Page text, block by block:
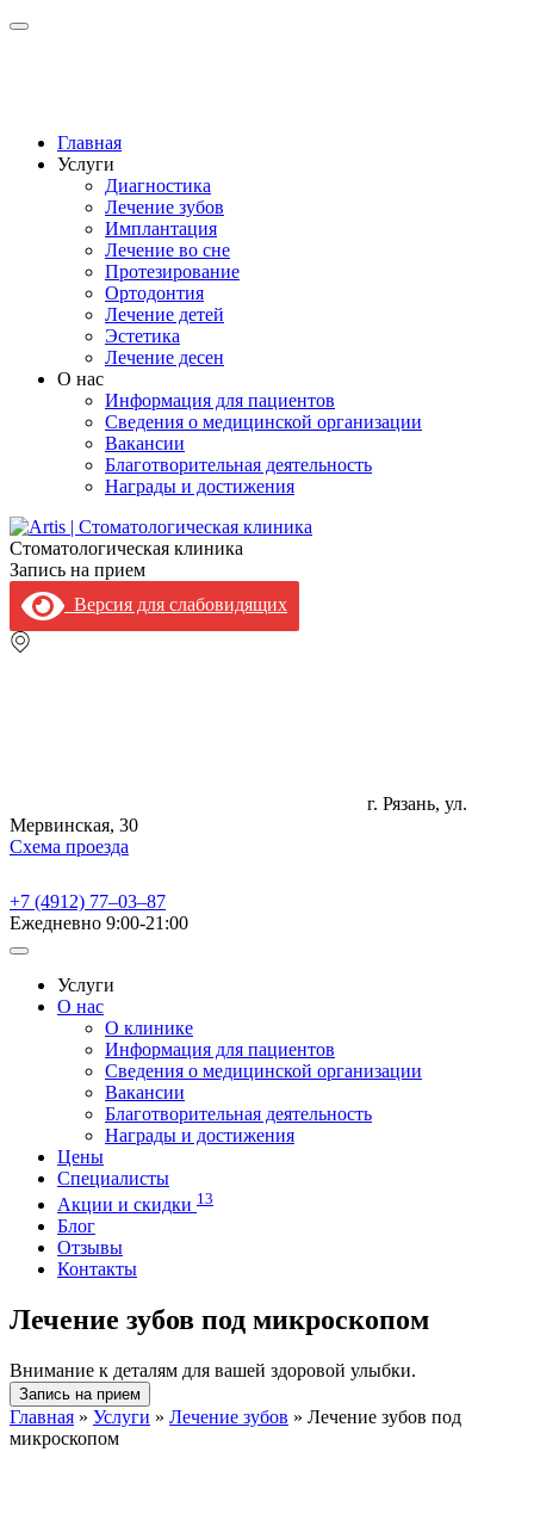
Главная
Услуги
Диагностика
Лечение зубов
Имплантация
Лечение во сне
Протезирование
Ортодонтия
Лечение детей
Эстетика
Лечение десен
О нас
Информация для пациентов
Сведения о медицинской организации
Вакансии
Благотворительная деятельность
Награды и достижения
Стоматологическая клиника
Запись на прием
Версия для слабовидящих
г. Рязань, ул.
Мервинская, 30
Схема проезда
+7 (4912) 77‒03‒87
Ежедневно 9:00-21:00
Услуги
О нас
О клинике
Информация для пациентов
Сведения о медицинской организации
Вакансии
Благотворительная деятельность
Награды и достижения
Цены
Специалисты
Акции и скидки 13
Блог
Отзывы
Контакты
Лечение зубов под микроскопом
Внимание к деталям для вашей здоровой улыбки.
Запись на прием
Главная » Услуги » Лечение зубов » Лечение зубов под
микроскопом